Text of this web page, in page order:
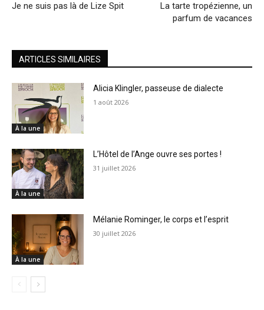
Je ne suis pas là de Lize Spit
La tarte tropézienne, un
parfum de vacances
ARTICLES SIMILAIRES
À la une
Alicia Klingler, passeuse de dialecte
1 août 2026
À la une
L’Hôtel de l’Ange ouvre ses portes !
31 juillet 2026
À la une
Mélanie Rominger, le corps et l’esprit
30 juillet 2026